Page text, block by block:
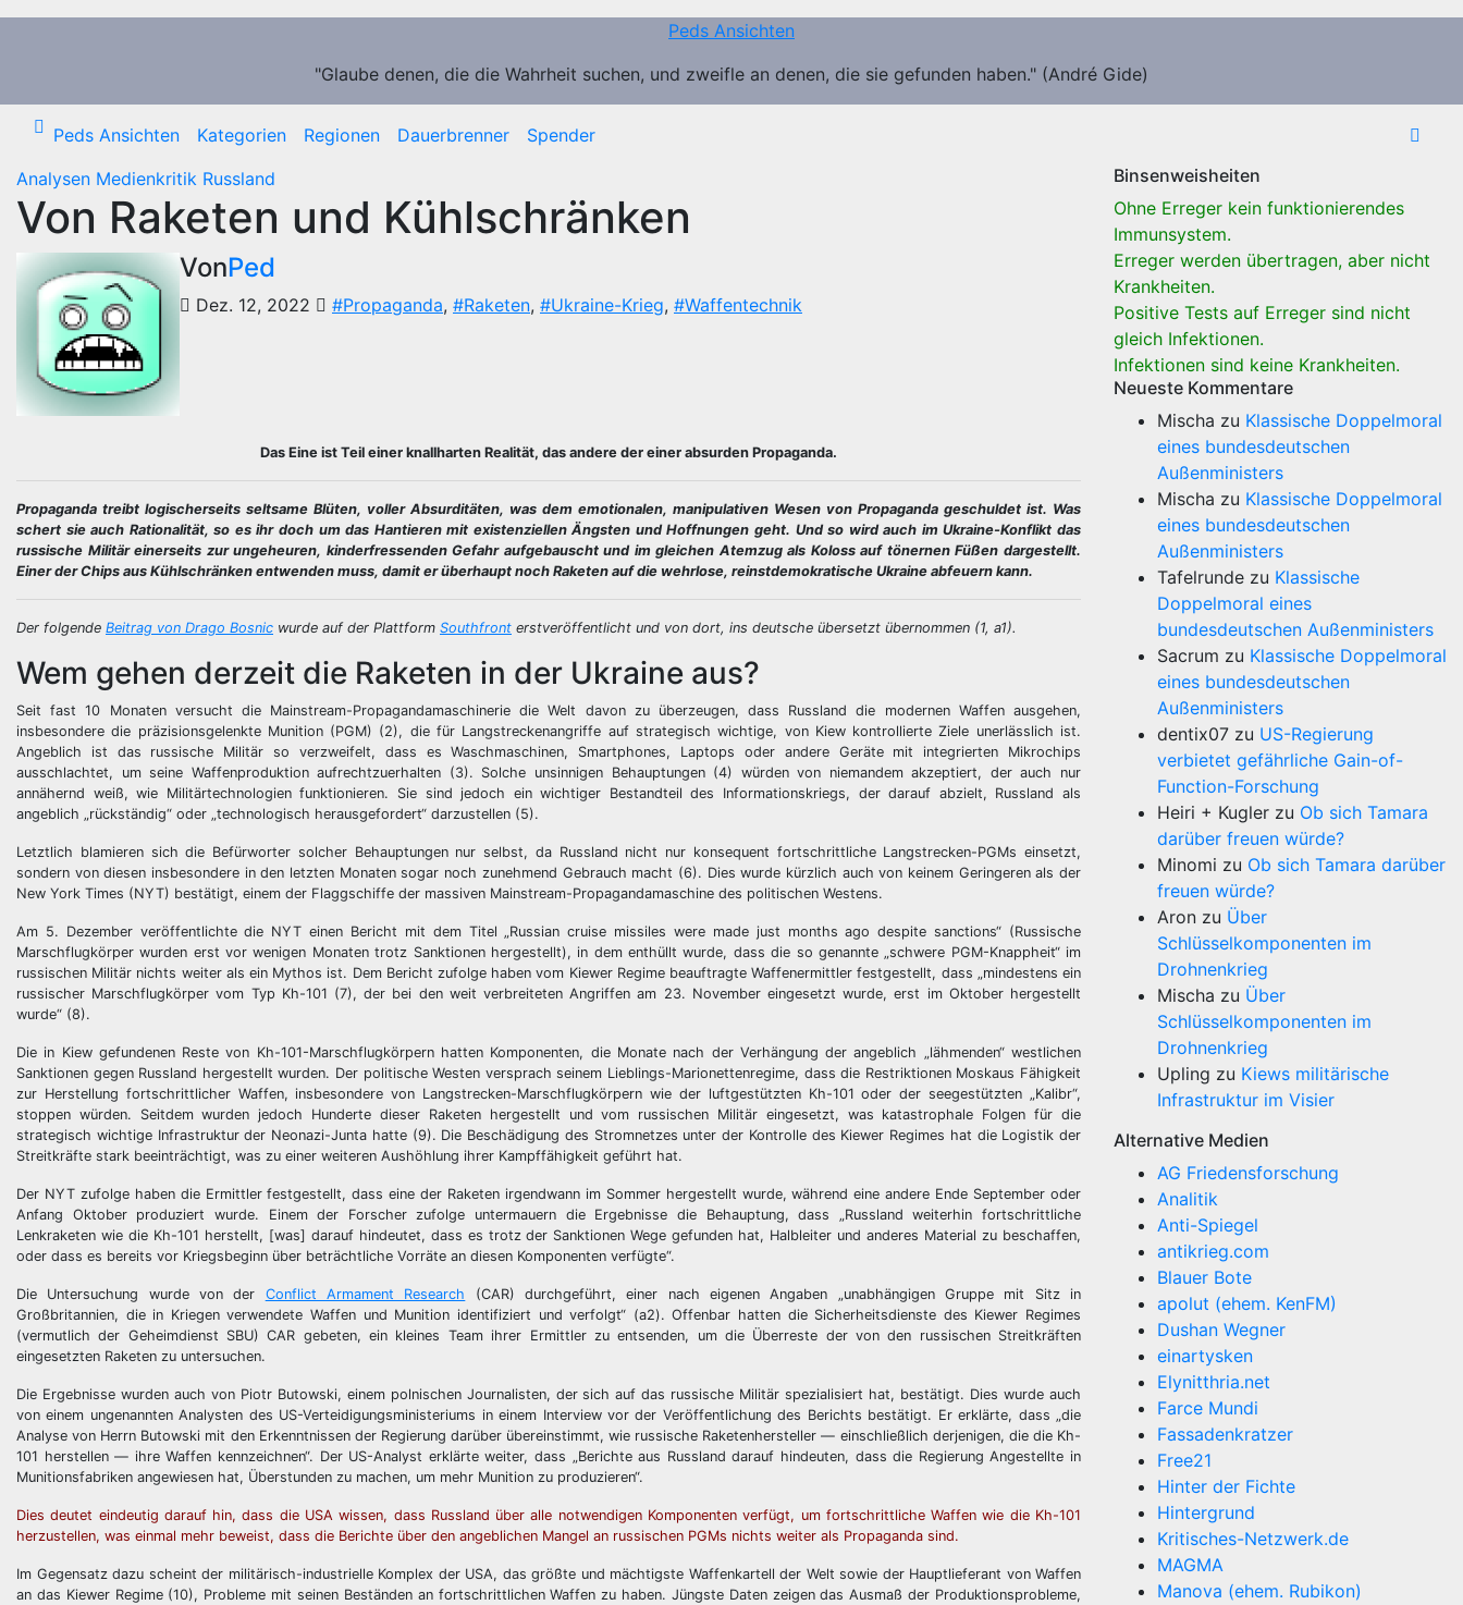
Zum
Peds Ansichten
"Glaube denen, die die Wahrheit suchen, und zweifle an denen, die sie gefunden haben." (André Gide)
Peds Ansichten Kategorien Regionen Dauerbrenner
Spender
Analysen Medienkritik Russland
Von Raketen und Kühlschränken
VonPed
Dez. 12, 2022 #Propaganda, #Raketen, #Ukraine-Krieg, #Waffentechnik
Das Eine ist Teil einer knallharten Realität, das andere der einer absurden Propaganda.
Propaganda treibt logischerseits seltsame Blüten, voller Absurditäten, was dem emotionalen, manipulativen Wesen von Propaganda geschuldet ist. Was
schert sie auch Rationalität, so es ihr doch um das Hantieren mit existenziellen Ängsten und Hoffnungen geht. Und so wird auch im Ukraine-Konflikt das
russische Militär einerseits zur ungeheuren, kinderfressenden Gefahr aufgebauscht und im gleichen Atemzug als Koloss auf tönernen Füßen dargestellt.
Einer der Chips aus Kühlschränken entwenden muss, damit er überhaupt noch Raketen auf die wehrlose, reinstdemokratische Ukraine abfeuern kann.
Der folgende Beitrag von Drago Bosnic wurde auf der Plattform Southfront erstveröffentlicht und von dort, ins deutsche übersetzt übernommen (1, a1).
Wem gehen derzeit die Raketen in der Ukraine aus?
Seit fast 10 Monaten versucht die Mainstream-Propagandamaschinerie die Welt davon zu überzeugen, dass Russland die modernen Waffen ausgehen,
insbesondere die präzisionsgelenkte Munition (PGM) (2), die für Langstreckenangriffe auf strategisch wichtige, von Kiew kontrollierte Ziele unerlässlich ist.
Angeblich ist das russische Militär so verzweifelt, dass es Waschmaschinen, Smartphones, Laptops oder andere Geräte mit integrierten Mikrochips
ausschlachtet, um seine Waffenproduktion aufrechtzuerhalten (3). Solche unsinnigen Behauptungen (4) würden von niemandem akzeptiert, der auch nur
annähernd weiß, wie Militärtechnologien funktionieren. Sie sind jedoch ein wichtiger Bestandteil des Informationskriegs, der darauf abzielt, Russland als
angeblich „rückständig“ oder „technologisch herausgefordert“ darzustellen (5).
Letztlich blamieren sich die Befürworter solcher Behauptungen nur selbst, da Russland nicht nur konsequent fortschrittliche Langstrecken-PGMs einsetzt,
sondern von diesen insbesondere in den letzten Monaten sogar noch zunehmend Gebrauch macht (6). Dies wurde kürzlich auch von keinem Geringeren als der
New York Times (NYT) bestätigt, einem der Flaggschiffe der massiven Mainstream-Propagandamaschine des politischen Westens.
Am 5. Dezember veröffentlichte die NYT einen Bericht mit dem Titel „Russian cruise missiles were made just months ago despite sanctions“ (Russische
Marschflugkörper wurden erst vor wenigen Monaten trotz Sanktionen hergestellt), in dem enthüllt wurde, dass die so genannte „schwere PGM-Knappheit“ im
russischen Militär nichts weiter als ein Mythos ist. Dem Bericht zufolge haben vom Kiewer Regime beauftragte Waffenermittler festgestellt, dass „mindestens ein
russischer Marschflugkörper vom Typ Kh-101 (7), der bei den weit verbreiteten Angriffen am 23. November eingesetzt wurde, erst im Oktober hergestellt
wurde“ (8).
Die in Kiew gefundenen Reste von Kh-101-Marschflugkörpern hatten Komponenten, die Monate nach der Verhängung der angeblich „lähmenden“ westlichen
Sanktionen gegen Russland hergestellt wurden. Der politische Westen versprach seinem Lieblings-Marionettenregime, dass die Restriktionen Moskaus Fähigkeit
zur Herstellung fortschrittlicher Waffen, insbesondere von Langstrecken-Marschflugkörpern wie der luftgestützten Kh-101 oder der seegestützten „Kalibr“,
stoppen würden. Seitdem wurden jedoch Hunderte dieser Raketen hergestellt und vom russischen Militär eingesetzt, was katastrophale Folgen für die
strategisch wichtige Infrastruktur der Neonazi-Junta hatte (9). Die Beschädigung des Stromnetzes unter der Kontrolle des Kiewer Regimes hat die Logistik der
Streitkräfte stark beeinträchtigt, was zu einer weiteren Aushöhlung ihrer Kampffähigkeit geführt hat.
Der NYT zufolge haben die Ermittler festgestellt, dass eine der Raketen irgendwann im Sommer hergestellt wurde, während eine andere Ende September oder
Anfang Oktober produziert wurde. Einem der Forscher zufolge untermauern die Ergebnisse die Behauptung, dass „Russland weiterhin fortschrittliche
Lenkraketen wie die Kh-101 herstellt, [was] darauf hindeutet, dass es trotz der Sanktionen Wege gefunden hat, Halbleiter und anderes Material zu beschaffen,
oder dass es bereits vor Kriegsbeginn über beträchtliche Vorräte an diesen Komponenten verfügte“.
Die Untersuchung wurde von der Conflict Armament Research (CAR) durchgeführt, einer nach eigenen Angaben „unabhängigen Gruppe mit Sitz in
Großbritannien, die in Kriegen verwendete Waffen und Munition identifiziert und verfolgt“ (a2). Offenbar hatten die Sicherheitsdienste des Kiewer Regimes
(vermutlich der Geheimdienst SBU) CAR gebeten, ein kleines Team ihrer Ermittler zu entsenden, um die Überreste der von den russischen Streitkräften
eingesetzten Raketen zu untersuchen.
Die Ergebnisse wurden auch von Piotr Butowski, einem polnischen Journalisten, der sich auf das russische Militär spezialisiert hat, bestätigt. Dies wurde auch
von einem ungenannten Analysten des US-Verteidigungsministeriums in einem Interview vor der Veröffentlichung des Berichts bestätigt. Er erklärte, dass „die
Analyse von Herrn Butowski mit den Erkenntnissen der Regierung darüber übereinstimmt, wie russische Raketenhersteller — einschließlich derjenigen, die die Kh-
101 herstellen — ihre Waffen kennzeichnen“. Der US-Analyst erklärte weiter, dass „Berichte aus Russland darauf hindeuten, dass die Regierung Angestellte in
Munitionsfabriken angewiesen hat, Überstunden zu machen, um mehr Munition zu produzieren“.
Dies deutet eindeutig darauf hin, dass die USA wissen, dass Russland über alle notwendigen Komponenten verfügt, um fortschrittliche Waffen wie die Kh-101
herzustellen, was einmal mehr beweist, dass die Berichte über den angeblichen Mangel an russischen PGMs nichts weiter als Propaganda sind.
Im Gegensatz dazu scheint der militärisch-industrielle Komplex der USA, das größte und mächtigste Waffenkartell der Welt sowie der Hauptlieferant von Waffen
an das Kiewer Regime (10), Probleme mit seinen Beständen an fortschrittlichen Waffen zu haben. Jüngste Daten zeigen das Ausmaß der Produktionsprobleme,
Binsenweisheiten
Ohne Erreger kein funktionierendes
Immunsystem.
Erreger werden übertragen, aber nicht
Krankheiten.
Positive Tests auf Erreger sind nicht
gleich Infektionen.
Infektionen sind keine Krankheiten.
Neueste Kommentare
Mischa zu Klassische Doppelmoral
eines bundesdeutschen
Außenministers
Mischa zu Klassische Doppelmoral
eines bundesdeutschen
Außenministers
Tafelrunde zu Klassische
Doppelmoral eines
bundesdeutschen Außenministers
Sacrum zu Klassische Doppelmoral
eines bundesdeutschen
Außenministers
dentix07 zu US-Regierung
verbietet gefährliche Gain-of-
Function-Forschung
Heiri + Kugler zu Ob sich Tamara
darüber freuen würde?
Minomi zu Ob sich Tamara darüber
freuen würde?
Aron zu Über
Schlüsselkomponenten im
Drohnenkrieg
Mischa zu Über
Schlüsselkomponenten im
Drohnenkrieg
Upling zu Kiews militärische
Infrastruktur im Visier
Alternative Medien
AG Friedensforschung
Analitik
Anti-Spiegel
antikrieg.com
Blauer Bote
apolut (ehem. KenFM)
Dushan Wegner
einartysken
Elynitthria.net
Farce Mundi
Fassadenkratzer
Free21
Hinter der Fichte
Hintergrund
Kritisches-Netzwerk.de
MAGMA
Manova (ehem. Rubikon)